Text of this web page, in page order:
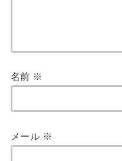
名前 ※
メール ※